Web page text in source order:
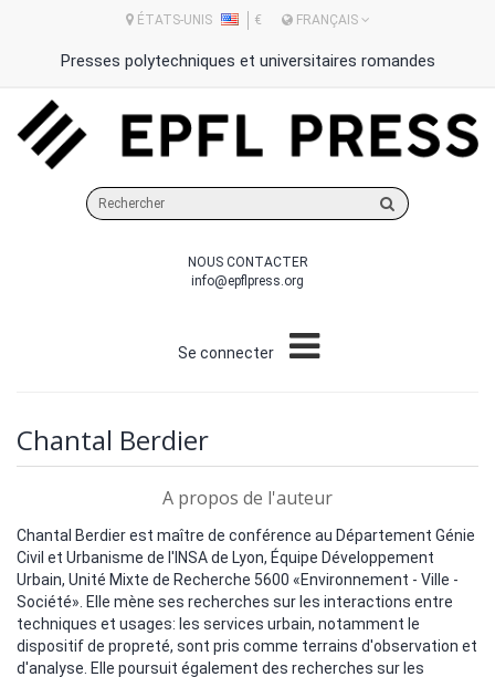
ÉTATS-UNIS € FRANÇAIS
Presses polytechniques et universitaires romandes
sur
site
NOUS CONTACTER
info@epflpress.org
Se connecter
Chantal Berdier
A propos de l'auteur
Chantal Berdier est maître de conférence au Département Génie
Civil et Urbanisme de l'INSA de Lyon, Équipe Développement
Urbain, Unité Mixte de Recherche 5600 «Environnement - Ville -
Société». Elle mène ses recherches sur les interactions entre
techniques et usages: les services urbain, notamment le
dispositif de propreté, sont pris comme terrains d'observation et
d'analyse. Elle poursuit également des recherches sur les